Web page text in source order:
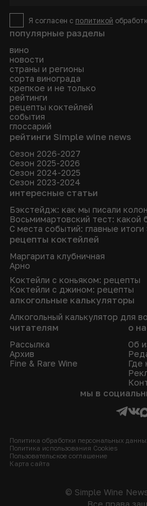
популярные разделы
вино
новости
страны и регионы
сорта винограда
крепкое и не только
рейтинги
рецепты коктейлей
события
глоссарий
рейтинги Simple wine news
Сезон 2026-2027
Сезон 2025-2026
Сезон 2024-2025
Сезон 2023-2024
интересные статьи
Бэкстейдж: как мы писали
Восьмимартовский тест: какой
С места событий: главные итоги
рецепты коктейлей
Маргарита клубничная
Арно
Коктейли с коньяком: рецепты
Коктейли с джином: рецепты
алкогольные калькуляторы
Алкогольный калькулятор для
читателям
Рассылка
Архив
Fine & Rare Wine
о
Об
Где
Я согласен с политикой
мы в
Политика обработки персональных
Политика использования Сookies
Пользовательское соглашение
Карта сайта
© Simple Wine